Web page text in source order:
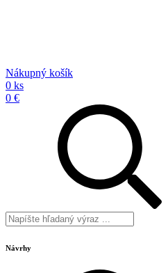
Nákupný košík
0 ks
0 €
Návrhy